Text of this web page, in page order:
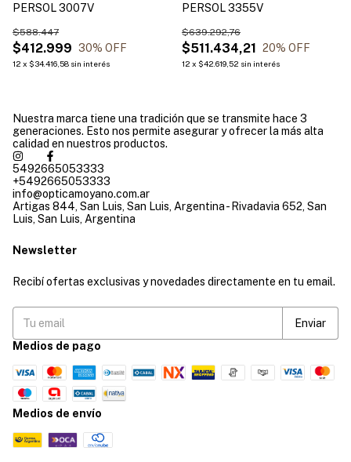
PERSOL 3007V
$412.999
$588.447
30% OFF
12 x $34.416,58 sin interés
PERSOL 3355V
$511.434,21
$639.292,76
20% OFF
12 x $42.619,52 sin interés
Nuestra marca tiene una tradición que se transmite hace 3
generaciones. Esto nos permite asegurar y ofrecer la más alta
calidad en nuestros productos.
5492665053333
+5492665053333
info@opticamoyano.com.ar
Artigas 844, San Luis, San Luis, Argentina - Rivadavia 652, San
Luis, San Luis, Argentina
Newsletter
Recibí ofertas exclusivas y novedades directamente en tu email.
Medios de pago
Medios de envío